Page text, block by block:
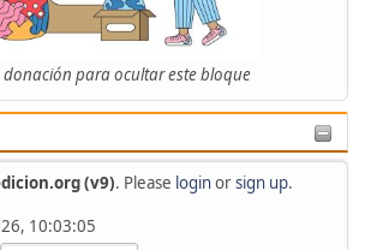
donación para ocultar este bloque
(v9). Please loginorsign up.
10:03:05